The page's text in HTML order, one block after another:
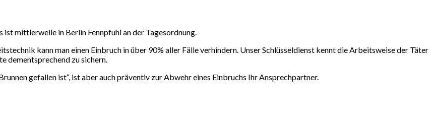
ist mittlerweile in Berlin Fennpfuhl an der Tagesordnung.
kann man einen Einbruch in über 90% aller Fälle verhindern. Unser Schlüsseldienst kennt die Arbeitsweise der Täter
dementsprechend zu sichern.
gefallen ist“, ist aber auch präventiv zur Abwehr eines Einbruchs Ihr Ansprechpartner.